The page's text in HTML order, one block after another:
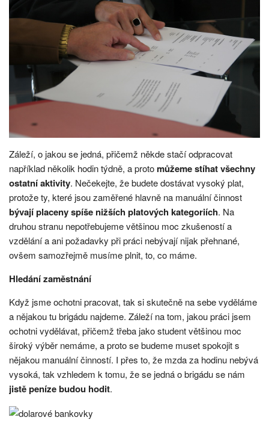
Záleží, o jakou se jedná, přičemž někde stačí odpracovat
například několik hodin týdně, a protomůžeme stíhat všechny
ostatní aktivity. Nečekejte, že budete dostávat vysoký plat,
protože ty, které jsou zaměřené hlavně na manuální činnost
bývají placeny spíše nižších platových kategoriích. Na
druhou stranu nepotřebujeme většinou moc zkušeností a
vzdělání a ani požadavky při práci nebývají nijak přehnané,
ovšem samozřejmě musíme plnit, to, co máme.
Hledání zaměstnání
Když jsme ochotni pracovat, tak si skutečně na sebe vyděláme
a nějakou tu brigádu najdeme. Záleží na tom, jakou práci jsem
ochotni vydělávat, přičemž třeba jako student většinou moc
široký výběr nemáme, a proto se budeme muset spokojit s
nějakou manuální činností. I přes to, že mzda za hodinu nebývá
vysoká, tak vzhledem k tomu, že se jedná o brigádu se nám
jistě peníze budou hodit.